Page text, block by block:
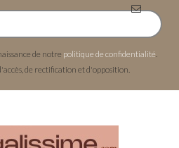
de notre politique de confidentialité
de rectification et d'opposition.